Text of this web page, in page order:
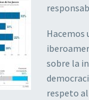
Hacemos
sobre la
respeto